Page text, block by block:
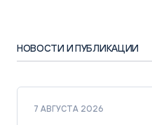
НОВОСТИ И ПУБЛИКАЦИИ
7 АВГУСТА 2026